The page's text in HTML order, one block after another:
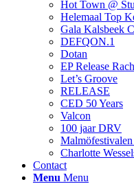
Hot Town @
Helemaal Top
Gala Kalsbeek
DEFQON.1
Dotan
EP Release
Let’s Groove
RELEASE
CED 50 Years
Valcon
100 jaar DRV
Charlotte
Contact
Menu Menu